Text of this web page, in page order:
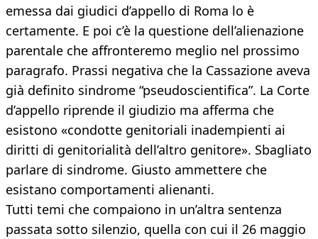
emessa dai giudici d’appello di Roma lo è
certamente. E poi c’è la questione dell’alienazione
parentale che affronteremo meglio nel prossimo
paragrafo. Prassi negativa che la Cassazione aveva
già definito sindrome “pseudoscientifica”. La Corte
d’appello riprende il giudizio ma afferma che
esistono «condotte genitoriali inadempienti ai
diritti di genitorialità dell’altro genitore». Sbagliato
parlare di sindrome. Giusto ammettere che
esistano comportamenti alienanti.
Tutti temi che compaiono in un’altra sentenza
passata sotto silenzio, quella con cui il 26 maggio